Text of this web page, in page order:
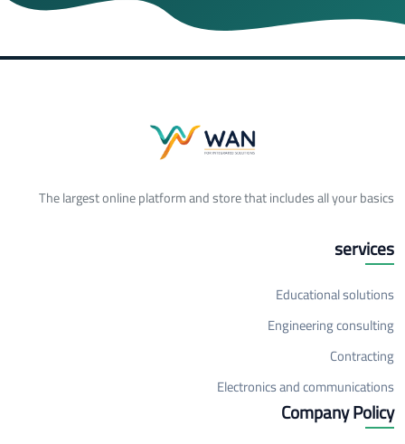
The largest online platform and store that includes all your basics
services
Educational solutions
Engineering consulting
Contracting
Electronics and communications
Company Policy